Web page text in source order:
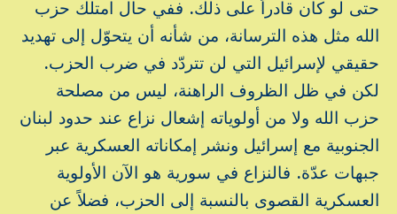
حتى لو كان قادراً على ذلك. ففي حال امتلك حزب
الله مثل هذه الترسانة، من شأنه أن يتحوّل إلى تهديد
حقيقي لإسرائيل التي لن تتردّد في ضرب الحزب.
لكن في ظل الظروف الراهنة، ليس من مصلحة
حزب الله ولا من أولوياته إشعال نزاع عند حدود لبنان
الجنوبية مع إسرائيل ونشر إمكاناته العسكرية عبر
جبهات عدّة. فالنزاع في سورية هو الآن الأولوية
العسكرية القصوى بالنسبة إلى الحزب، فضلاً عن